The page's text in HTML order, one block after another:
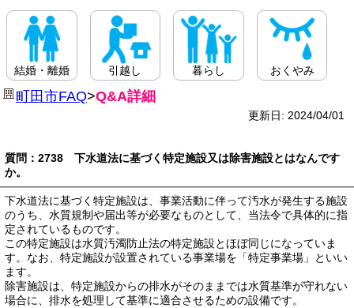
結婚・離婚 引越し 暮らし おくやみ
町田市FAQ>Q&A詳細
更新日: 2024/04/01
質問：2738 下水道法に基づく特定施設又は除害施設とはなんです
か。
下水道法に基づく特定施設は、事業活動に伴って汚水が発生する施設
のうち、水質規制や届出等が必要なものとして、当法令で具体的に指
定されているものです。
この特定施設は水質汚濁防止法の特定施設とほぼ同じになっていま
す。なお、特定施設が設置されている事業場を「特定事業場」といい
ます。
除害施設は、特定施設からの排水がそのままでは水質基準が守れない
場合に、排水を処理して基準に適合させるための設備です。